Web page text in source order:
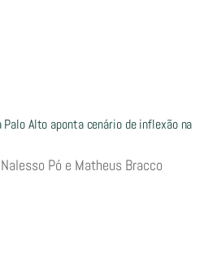
Palo Alto aponta cenário de inflexão na
Pó e Matheus Bracco